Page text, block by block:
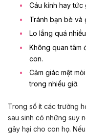
Cáu kỉnh hay tức
Tránh bạn bè và
Lo lắng quá
Không quan tâm
con.
Cảm giác mệt
trong nhiều giờ.
Trong số ít các trường
sau sinh có những suy
gây hại cho con họ.